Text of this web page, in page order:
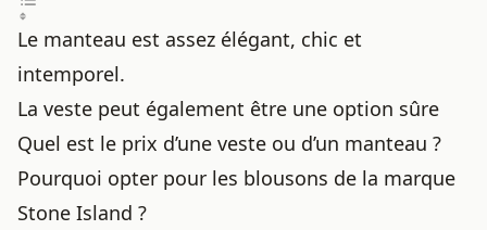
Le manteau est assez élégant, chic et
intemporel.
La veste peut également être une option sûre
Quel est le prix d’une veste ou d’un manteau ?
Pourquoi opter pour les blousons de la marque
Stone Island ?